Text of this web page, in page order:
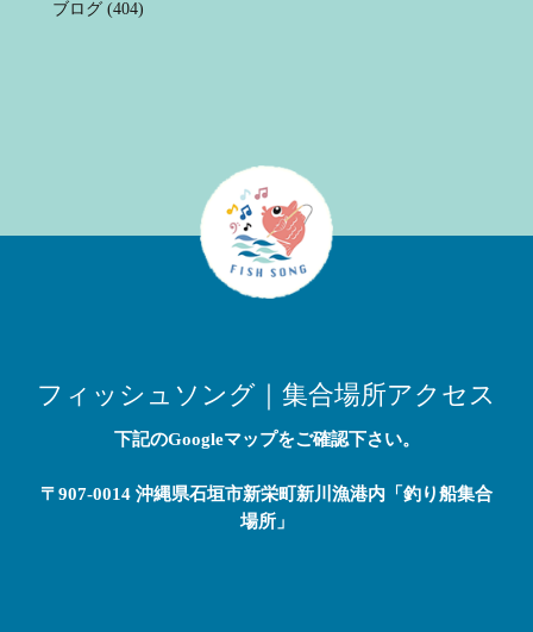
ブログ(404)
フィッシュソング｜集合場所アクセス
下記のGoogleマップをご確認下さい。
〒907-0014 沖縄県石垣市新栄町新川漁港内「釣り船集合
場所」